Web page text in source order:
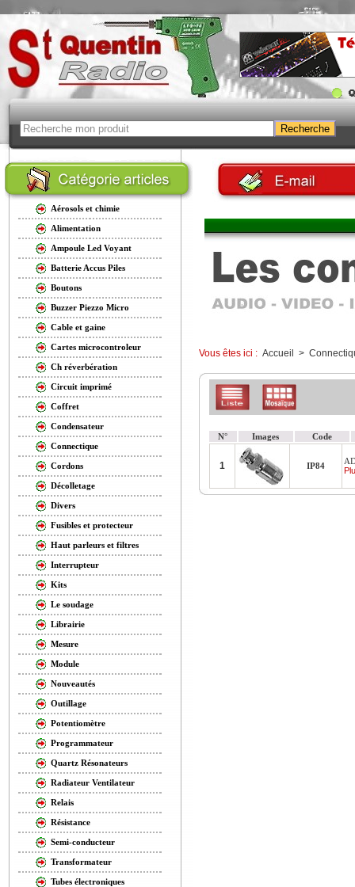
Aérosols et chimie
Alimentation
Ampoule Led Voyant
Batterie Accus Piles
Boutons
Buzzer Piezzo Micro
Cable et gaine
Cartes microcontroleur
Ch réverbération
Circuit imprimé
Coffret
Condensateur
Connectique
Cordons
Décolletage
Divers
Fusibles et protecteur
Haut parleurs et filtres
Interrupteur
Kits
Le soudage
Librairie
Mesure
Module
Nouveautés
Outillage
Potentiomètre
Programmateur
Quartz Résonateurs
Radiateur Ventilateur
Relais
Résistance
Semi-conducteur
Transformateur
Tubes électroniques
Vous êtes ici : Accueil >
N° Images Code
1 IP84